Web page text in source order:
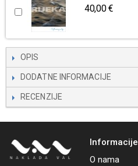
40,00 €
OPIS
DODATNE INFORMACIJE
RECENZIJE
Informacije
O nama